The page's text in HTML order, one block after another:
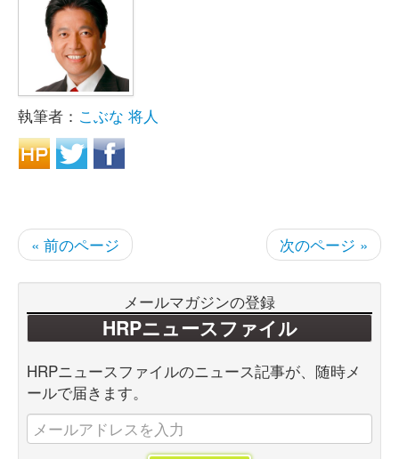
執筆者： こぶな 将人
« 前のページ 次のページ »
メールマガジンの登録
HRPニュースファイル
HRPニュースファイルのニュース記事が、随時メ
ールで届きます。